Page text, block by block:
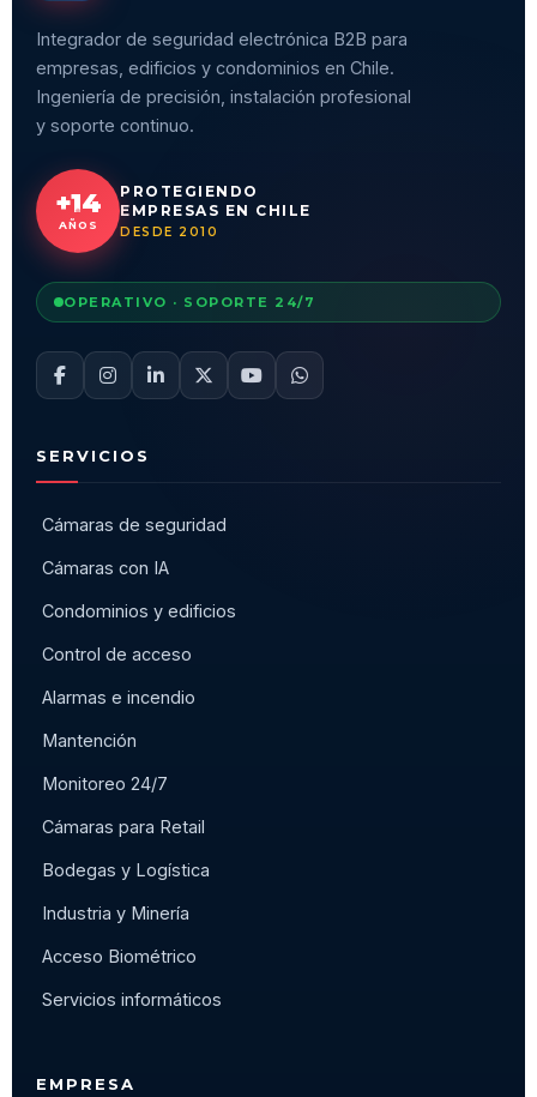
Integrador de seguridad electrónica B2B para
empresas, edificios y condominios en Chile.
Ingeniería de precisión, instalación profesional
y soporte continuo.
+14
AÑOS
PROTEGIENDO
EMPRESAS EN CHILE
DESDE 2010
OPERATIVO · SOPORTE 24/7
SERVICIOS
Cámaras de seguridad
Cámaras con IA
Condominios y edificios
Control de acceso
Alarmas e incendio
Mantención
Monitoreo 24/7
Cámaras para Retail
Bodegas y Logística
Industria y Minería
Acceso Biométrico
Servicios informáticos
EMPRESA